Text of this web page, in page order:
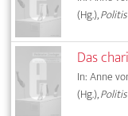
(Hg.),
Das
In: Anne
(Hg.),